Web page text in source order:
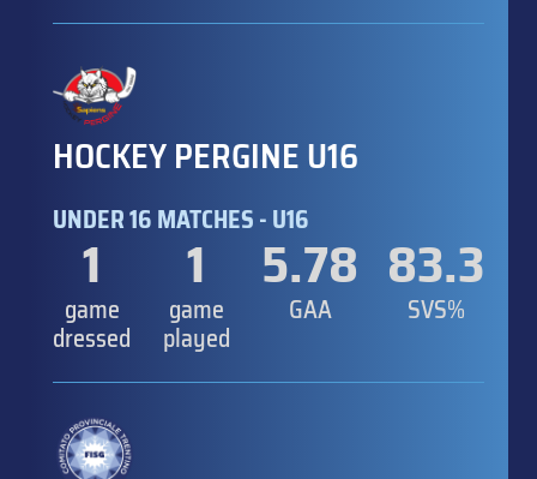
HOCKEY PERGINE U16
UNDER 16 MATCHES - U16
1
game
dressed
1
game
played
5.78
GAA
83.3
SVS%